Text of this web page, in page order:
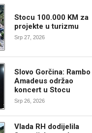
Stocu 100.000 KM za
projekte u turizmu
Srp 27, 2026
Slovo Gorčina: Rambo
Amadeus održao
koncert u Stocu
Srp 26, 2026
Vlada RH dodijelila